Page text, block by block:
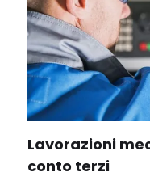
Lavorazioni
conto terzi